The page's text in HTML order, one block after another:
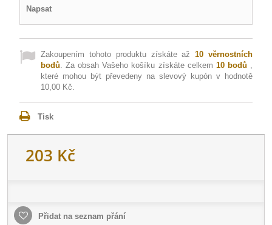
Napsat
Zakoupením tohoto produktu získáte až10 věrnostních
bodů. Za obsah Vašeho košíku získáte celkem 10bodů ,
které mohou být převedeny na slevový kupón v hodnotě
10,00 Kč.
Tisk
203 Kč
Přidat na seznam přání